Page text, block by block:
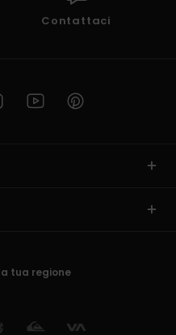
Contattaci
tua regione